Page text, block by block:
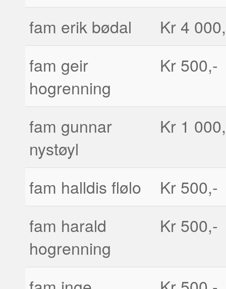
fam erik bødal
Kr 4
fam geir
hogrenning
Kr 500,-
fam gunnar
nystøyl
Kr 1
fam halldis flølo
Kr 500,-
fam harald
hogrenning
Kr 500,-